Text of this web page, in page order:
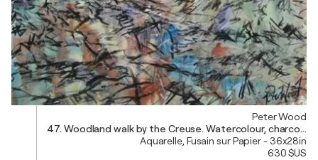
Peter Wood
47. Woodland walk by the Creuse. Watercolour, charcoal &
Aquarelle, Fusain sur Papier - 36x28in
630 $US